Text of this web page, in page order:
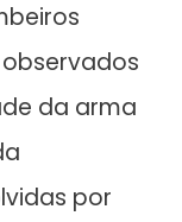
da arma
por